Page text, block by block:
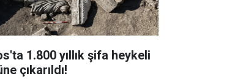
1.800 yıllık şifa heykeli
çıkarıldı!